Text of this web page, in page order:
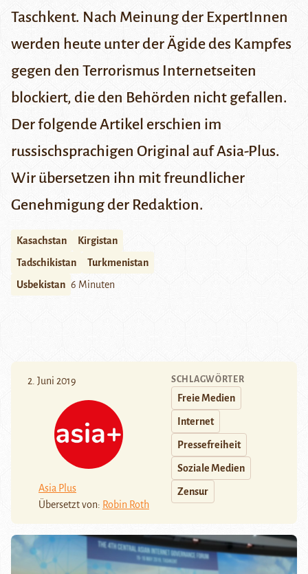
Taschkent. Nach Meinung der ExpertInnen
werden heute unter der Ägide des Kampfes
gegen den Terrorismus Internetseiten
blockiert, die den Behörden nicht gefallen.
Der folgende Artikel erschien im
russischsprachigen Original aufAsia-Plus.
Wir übersetzen ihn mit freundlicher
Genehmigung der Redaktion.
Kasachstan
Kirgistan
Tadschikistan
Turkmenistan
Usbekistan 6 Minuten
2. Juni 2019
Asia Plus
Übersetzt von: Robin Roth
SCHLAGWÖRTER
Freie Medien
Internet
Pressefreiheit
Soziale Medien
Zensur